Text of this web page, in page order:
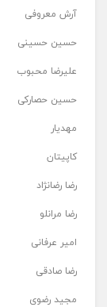
آرش معروفی
حسین حسینی
علیرضا محبوب
حسین حصارکی
مهدیار
کاپیتان
رضا رضانژاد
رضا مرانلو
امیر عرفانی
رضا صادقی
مجید رضوی